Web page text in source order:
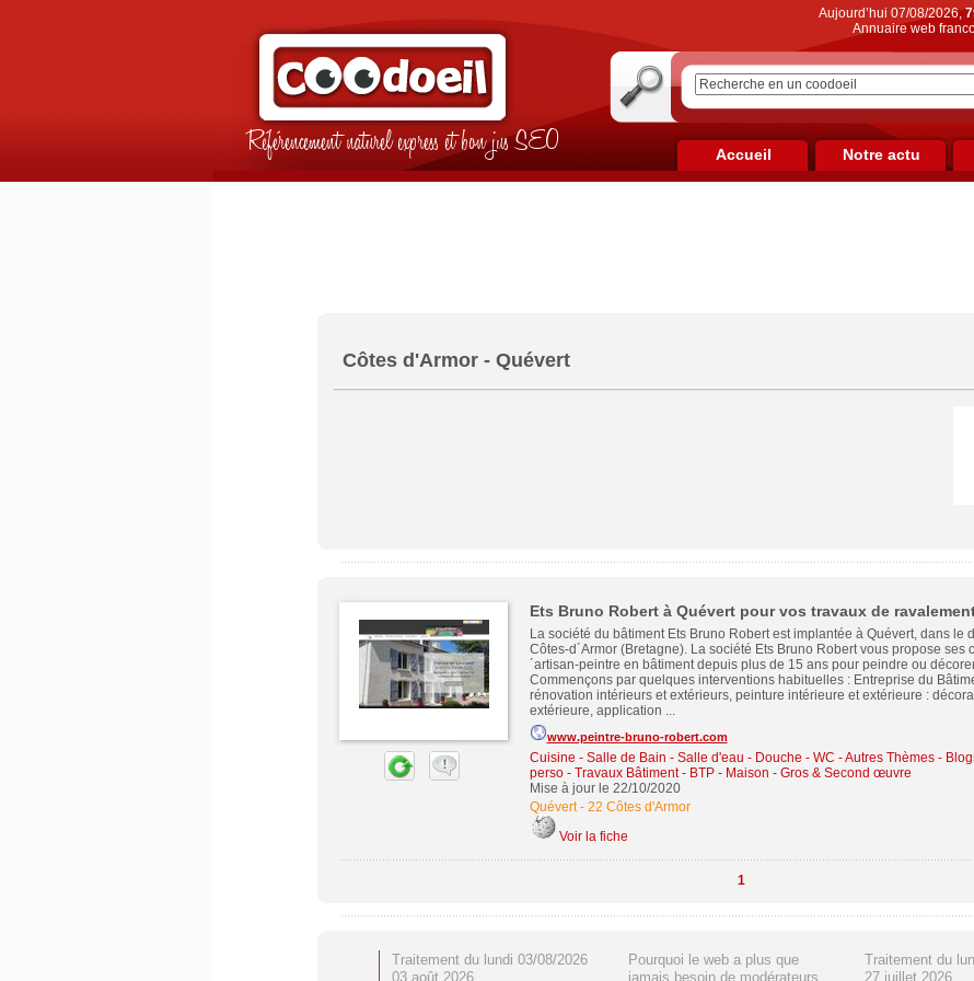
Référencement naturel express et bon jus SEO
Aujourd’hui 07/08/2026,
Annuaire web
Accueil Notre actu
Côtes d'Armor - Quévert
Ets Bruno Robert à Quévert pour vos travaux de
La société du bâtiment Ets Bruno Robert est implantée à Quévert, dans le
Côtes-d´Armor (Bretagne). La société Ets Bruno Robert vous propose ses
´artisan-peintre en bâtiment depuis plus de 15 ans pour peindre ou
Commençons par quelques interventions habituelles : Entreprise du
rénovation intérieurs et extérieurs, peinture intérieure et extérieure :
extérieure, application ...
www.peintre-bruno-robert.com
Cuisine - Salle de Bain - Salle d'eau - Douche - WC -Autres Thèmes -
perso- Travaux Bâtiment - BTP - Maison - Gros & Second œuvre
Mise à jour le 22/10/2020
Quévert- 22 Côtes d'Armor
Voir la fiche
1
Traitement du lundi 03/08/2026
03 août 2026
Pourquoi le web a plus que
jamais besoin de modérateurs
Traitement du
27 juillet 2026